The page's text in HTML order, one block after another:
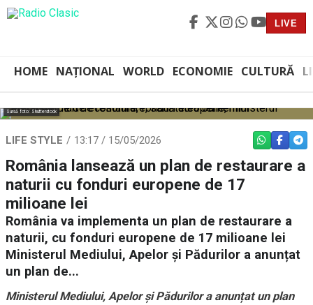
LIVE
HOME NAȚIONAL WORLD ECONOMIE CULTURĂ
Sursă foto: Shutterstock
LIFE STYLE 13:17 / 15/05/2026 WHATSAPP
România lansează un plan de restaurare a
naturii cu fonduri europene de 17
milioane lei
România va implementa un plan de restaurare a
naturii, cu fonduri europene de 17 milioane lei
Ministerul Mediului, Apelor şi Pădurilor a anunțat
un plan de...
Ministerul Mediului, Apelor şi Pădurilor a anunțat un plan